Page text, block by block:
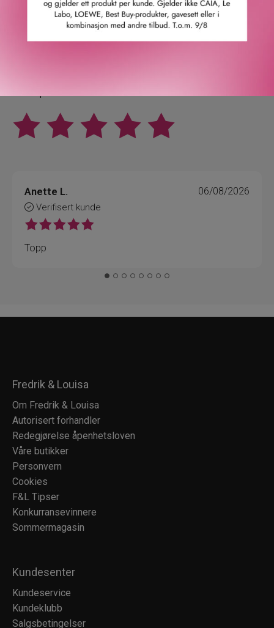
4.9
Anette L.
Verifisert kunde
06/08/2026
Topp
Fredrik & Louisa
Om Fredrik & Louisa
Autorisert forhandler
Redegjørelse åpenhetsloven
Våre butikker
Personvern
Cookies
F&L Tipser
Konkurransevinnere
Sommermagasin
Kundesenter
Kundeservice
Kundeklubb
Salgsbetingelser